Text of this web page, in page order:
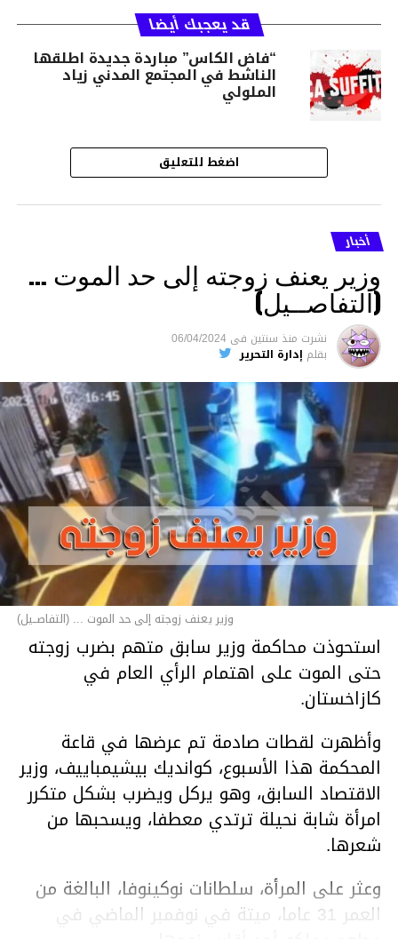
قد يعجبك أيضا
“فاض الكاس” مباردة جديدة اطلقها
الناشط في المجتمع المدني زياد
الملولي
اضغط للتعليق
أخبار
وزير يعنف زوجته إلى حد الموت …
(التفاصــيل)
نشرت منذ سنتين فى 06/04/2024
بقلم إدارة التحرير
وزير يعنف زوجته إلى حد الموت ... (التفاصــيل)
استحوذت محاكمة وزير سابق متهم بضرب زوجته
حتى الموت على اهتمام الرأي العام في
كازاخستان.
وأظهرت لقطات صادمة تم عرضها في قاعة
المحكمة هذا الأسبوع، كوانديك بيشيمباييف، وزير
الاقتصاد السابق، وهو يركل ويضرب بشكل متكرر
امرأة شابة نحيلة ترتدي معطفا، ويسحبها من
شعرها.
وعثر على المرأة، سلطانات نوكينوفا، البالغة من
العمر 31 عاما، ميتة في نوفمبر الماضي في